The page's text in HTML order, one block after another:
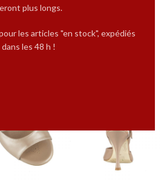
plus longs.
les articles "en stock", expédiés
dans les 48 h !